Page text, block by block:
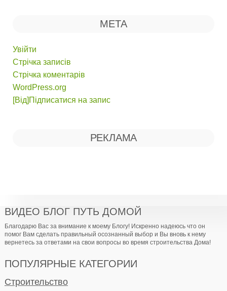
МЕТА
Увійти
Стрічка записів
Стрічка коментарів
WordPress.org
[Від]Підписатися на запис
РЕКЛАМА
ВИДЕО БЛОГ ПУТЬ ДОМОЙ
Благодарю Вас за внимание к моему Блогу! Искренно надеюсь что он
помог Вам сделать правильный осознанный выбор и Вы вновь к нему
вернетесь за ответами на свои вопросы во время строительства Дома!
ПОПУЛЯРНЫЕ КАТЕГОРИИ
Строительство